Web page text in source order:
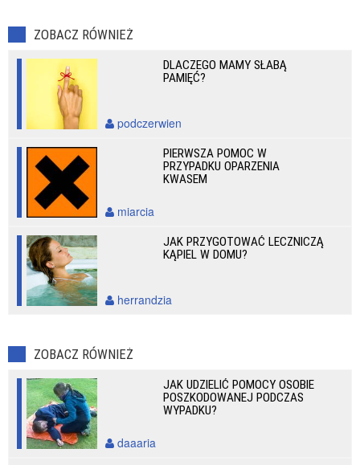
ZOBACZ RÓWNIEŻ
DLACZEGO MAMY SŁABĄ
PAMIĘĆ?
podczerwien
PIERWSZA POMOC W
PRZYPADKU OPARZENIA
KWASEM
miarcia
JAK PRZYGOTOWAĆ LECZNICZĄ
KĄPIEL W DOMU?
herrandzia
ZOBACZ RÓWNIEŻ
JAK UDZIELIĆ POMOCY OSOBIE
POSZKODOWANEJ PODCZAS
WYPADKU?
daaaria